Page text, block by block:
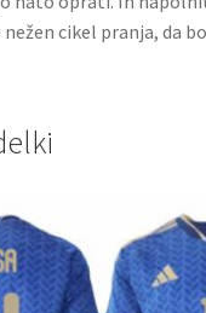
cikel pranja, da